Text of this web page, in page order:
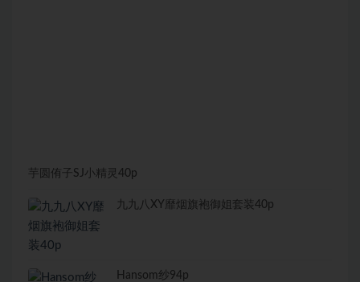
芋圆侑子SJ小精灵40p
九九八XY靡烟旗袍御姐套装40p
Hansom纱94p